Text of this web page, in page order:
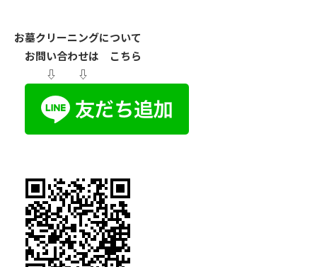
お墓クリーニングについて
お問い合わせは こちら
⇩ ⇩